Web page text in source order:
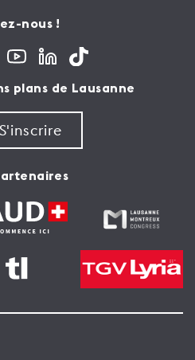
nous !
plans de Lausanne
S'inscrire